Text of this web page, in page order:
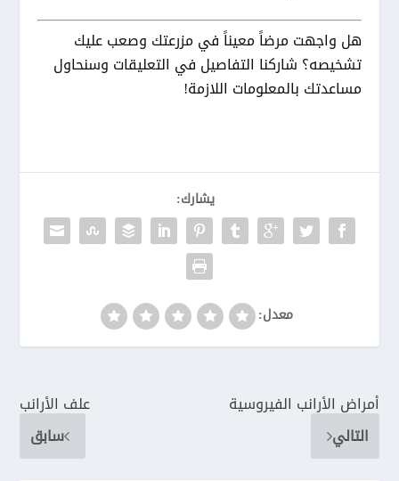
هل واجهت مرضاً معيناً في مزرعتك وصعب عليك
تشخيصه؟ شاركنا التفاصيل في التعليقات وسنحاول
مساعدتك بالمعلومات اللازمة!
يشارك:
معدل:
علف الأرانب
سابق
أمراض الأرانب الفيروسية
التالي